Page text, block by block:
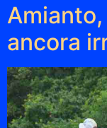
ancora